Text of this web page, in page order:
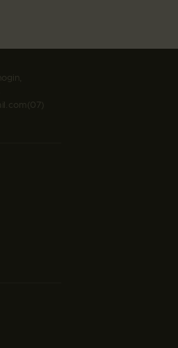
(07)